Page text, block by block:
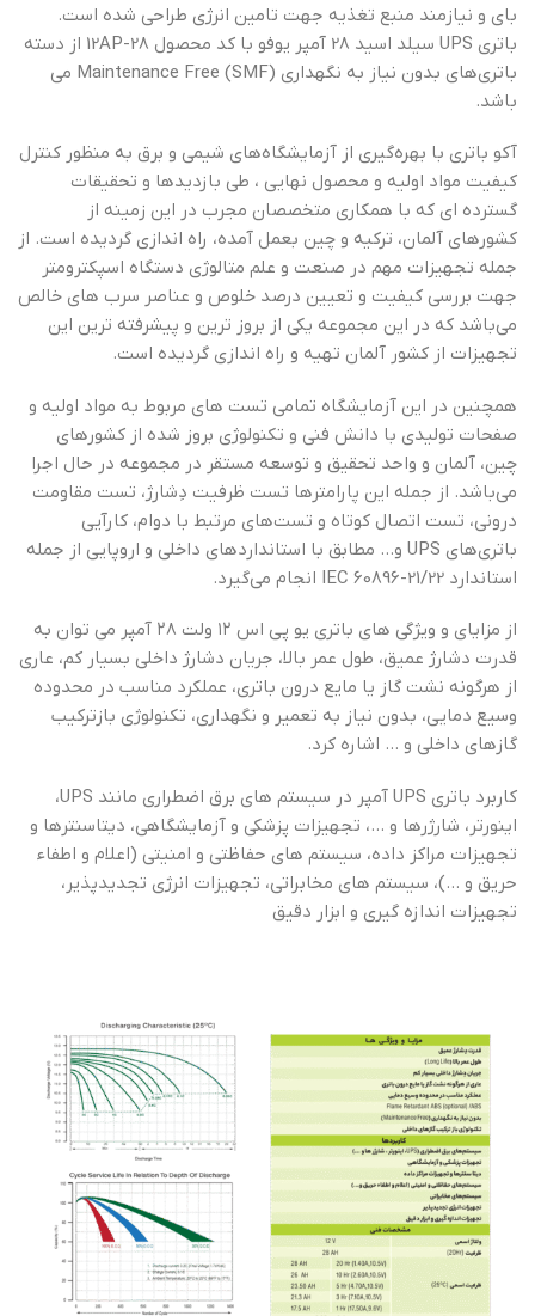
بای و نیازمند منبع تغذیه جهت تامین انرژی طراحی شده است.
باتری UPS سیلد اسید 28 آمپر یوفو با کد محصول 12AP-28 از دسته
باتری‌های بدون نیاز به نگهداری Maintenance Free (SMF) می
باشد.
آکو باتری با بهره‌گیری از آزمایشگاه‌های شیمی و برق به منظور کنترل
کیفیت مواد اولیه و محصول نهایی ، طی بازدیدها و تحقیقات
گسترده ای که با همکاری متخصصان مجرب در این زمینه از
کشورهای آلمان، ترکیه و چین بعمل آمده، راه اندازی گردیده است. از
جمله تجهیزات مهم در صنعت و علم متالوژی دستگاه اسپکترومتر
جهت بررسی کیفیت و تعیین درصد خلوص و عناصر سرب های خالص
می‌باشد که در این مجموعه یکی از بروز ترین و پیشرفته ترین این
تجهیزات از کشور آلمان تهیه و راه اندازی گردیده است.
همچنین در این آزمایشگاه تمامی تست های مربوط به مواد اولیه و
صفحات تولیدی با دانش فنی و تکنولوژی بروز شده از کشورهای
چین، آلمان و واحد تحقیق و توسعه مستقر در مجموعه در حال اجرا
می‌باشد. از جمله این پارامترها تست ظرفیت دِشارژ، تست مقاومت
درونی، تست اتصال کوتاه و تست‌های مرتبط با دوام، کارآیی
باتری‌های UPS و… مطابق با استانداردهای داخلی و اروپایی از جمله
استاندارد IEC 60896-21/22 انجام می‌گیرد.
از مزایای و ویژگی های باتری یو پی اس ۱۲ ولت ۲۸ آمپر می توان به
قدرت دشارژ عمیق، طول عمر بالا، جریان دشارژ داخلی بسیار کم، عاری
از هرگونه نشت گاز یا مایع درون باتری، عملکرد مناسب در محدوده
وسیع دمایی، بدون نیاز به تعمیر و نگهداری، تکنولوژی باز‌ترکیب
گازهای داخلی و … اشاره کرد.
کاربرد باتری UPS آمپر در سیستم های برق اضطراری مانند UPS،
اینورتر، شارژرها و …، تجهیزات پزشکی و آزمایشگاهی، دیتاسنترها و
تجهیزات مراکز داده، سیستم های حفاظتی و امنیتی (اعلام و اطفاء
حریق و …)، سیستم های مخابراتی، تجهیزات انرژی تجدیدپذیر،
تجهیزات اندازه گیری و ابزار دقیق